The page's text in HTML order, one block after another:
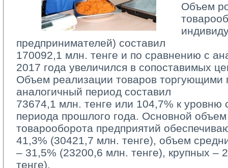
Объем
предпринимателей) составил
170092,1 млн. тенге и по сравнению с
2017 года увеличился в сопоставимых
Объем реализации товаров торгующими
аналогичный период составил
73674,1 млн. тенге или 104,7% к уровню
периода прошлого года. Основной объем
товарооборота предприятий
41,3% (30421,7 млн. тенге), объем
– 31,5% (23200,6 млн. тенге), крупных –
тенге).